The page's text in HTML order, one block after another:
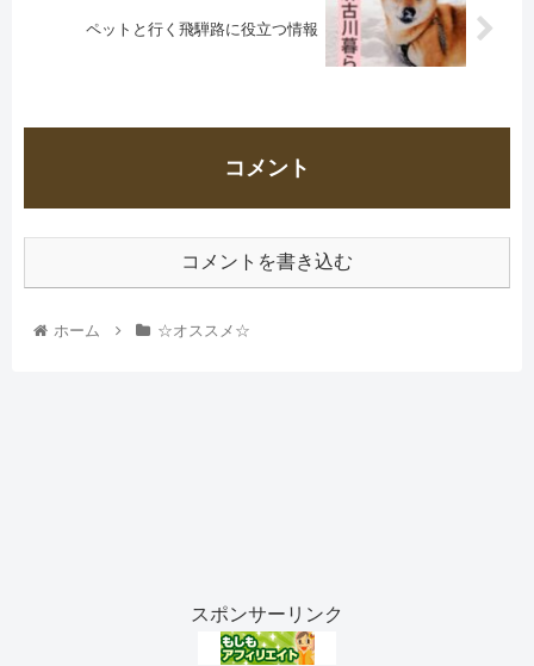
ペットと行く飛騨路に役立つ情報
コメント
コメントを書き込む
ホーム ☆オススメ☆
スポンサーリンク